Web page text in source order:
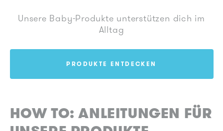
Unsere Baby-Produkte unterstützen dich im
Alltag
PRODUKTE ENTDECKEN
HOW TO: ANLEITUNGEN FÜR